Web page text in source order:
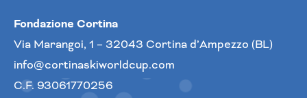
Fondazione Cortina
Via Marangoi, 1 – 32043 Cortina d’Ampezzo (BL)
info@cortinaskiworldcup.com
C.F. 93061770256